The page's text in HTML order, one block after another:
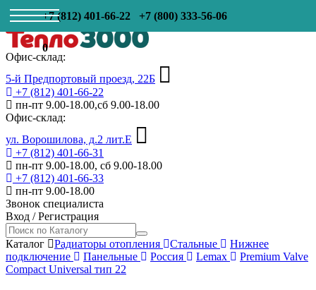
+7 (812) 401-66-22 +7 (800) 333-56-06
0
Офис-склад:
5-й Предпортовый проезд, 22Б
+7 (812) 401-66-22
пн-пт 9.00-18.00,сб 9.00-18.00
Офис-склад:
ул. Ворошилова, д.2 лит.Е
+7 (812) 401-66-31
пн-пт 9.00-18.00, сб 9.00-18.00
+7 (812) 401-66-33
пн-пт 9.00-18.00
Звонок специалиста
Вход /Регистрация
Каталог Радиаторы отопления Стальные
Нижнее
подключение
Панельные Россия Lemax
Premium Valve
Compact Universal тип 22